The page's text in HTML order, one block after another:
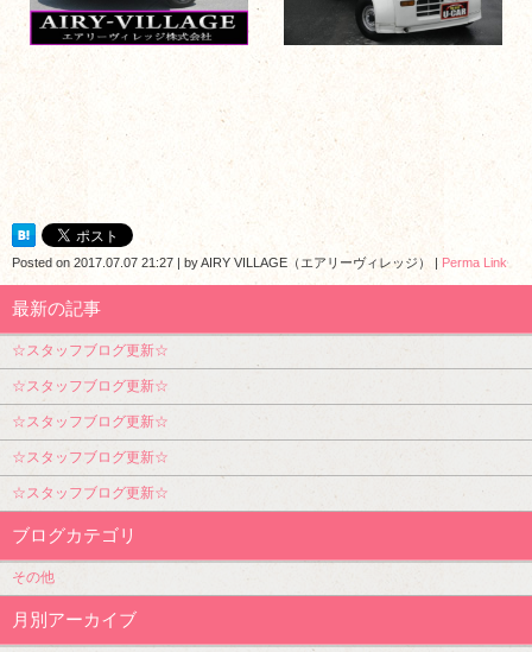
Posted on 2017.07.07 21:27 byAIRY VILLAGE（エアリーヴィレッジ） Perma Link
最新の記事
☆スタッフブログ更新☆
☆スタッフブログ更新☆
☆スタッフブログ更新☆
☆スタッフブログ更新☆
☆スタッフブログ更新☆
ブログカテゴリ
その他
月別アーカイブ